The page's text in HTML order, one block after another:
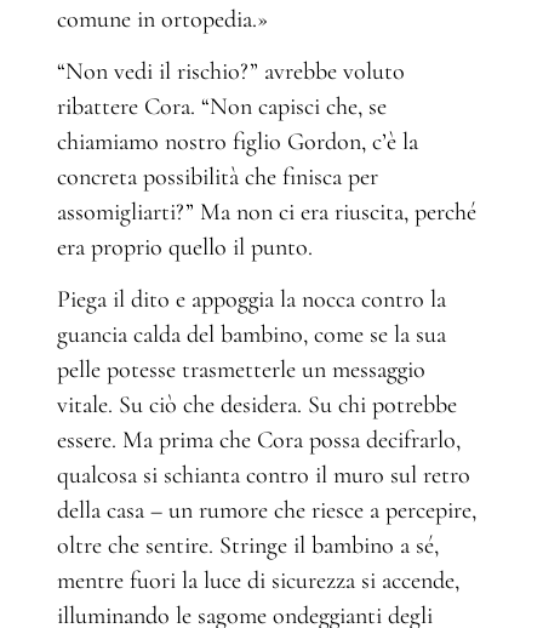
comune in ortopedia.»
“Non vedi il rischio?” avrebbe voluto
ribattere Cora. “Non capisci che, se
chiamiamo nostro figlio Gordon, c’è la
concreta possibilità che finisca per
assomigliarti?” Ma non ci era riuscita, perché
era proprio quello il punto.
Piega il dito e appoggia la nocca contro la
guancia calda del bambino, come se la sua
pelle potesse trasmetterle un messaggio
vitale. Su ciò che desidera. Su chi potrebbe
essere. Ma prima che Cora possa decifrarlo,
qualcosa si schianta contro il muro sul retro
della casa – un rumore che riesce a percepire,
oltre che sentire. Stringe il bambino a sé,
mentre fuori la luce di sicurezza si accende,
illuminando le sagome ondeggianti degli